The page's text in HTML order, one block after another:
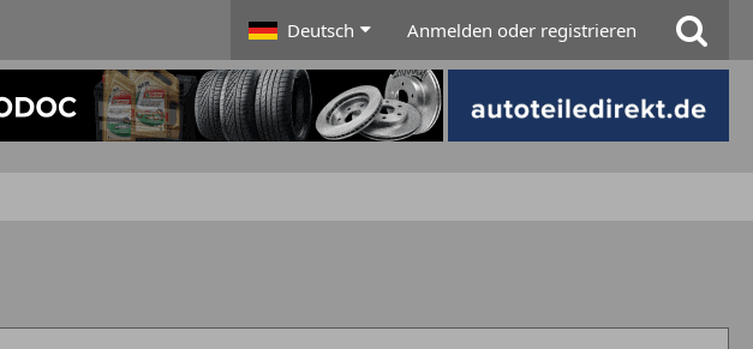
Deutsch Anmelden oder registrieren